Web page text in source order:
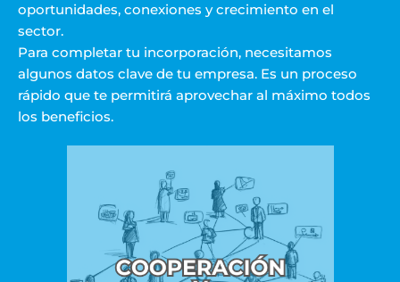
oportunidades, conexiones y crecimiento en el
sector.
Para completar tu incorporación, necesitamos
algunos datos clave de tu empresa. Es un proceso
rápido que te permitirá aprovechar al máximo todos
los beneficios.